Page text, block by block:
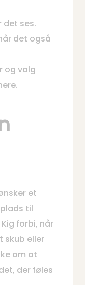
det ses.
det også
og valg
et
til
forbi, når
skub eller
om at
der føles